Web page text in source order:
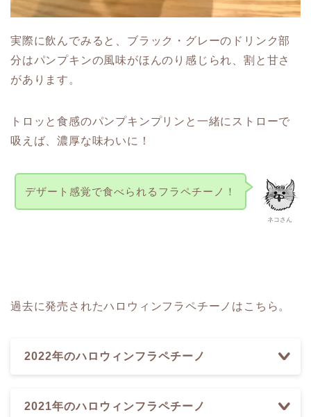
実際に飲んでみると、ブラック・グレーのドリンク部
分はパンプキンの風味がほんのり感じられ、割と甘さ
があります。
トロッと食感のパンプキンプリンと一緒にストローで
吸えば、濃厚な味わいに！
ネコさん
デザート感覚で食べられるフラペチーノ！
過去に発売されたハロウィンフラペチーノはこちら。
2022年のハロウィンフラペチーノ
2021年のハロウィンフラペチーノ